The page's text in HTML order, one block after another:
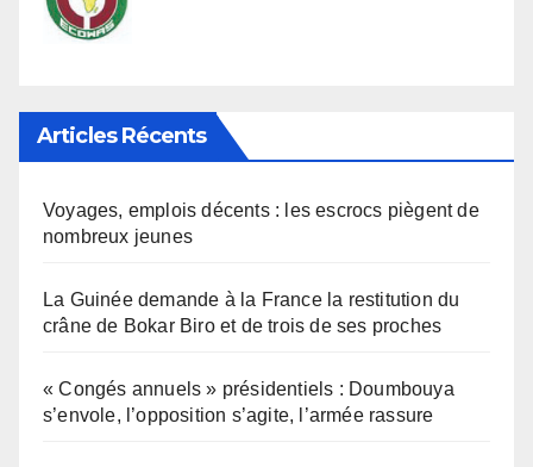
Articles Récents
Voyages, emplois décents : les escrocs piègent de
nombreux jeunes
La Guinée demande à la France la restitution du
crâne de Bokar Biro et de trois de ses proches
« Congés annuels » présidentiels : Doumbouya
s’envole, l’opposition s’agite, l’armée rassure